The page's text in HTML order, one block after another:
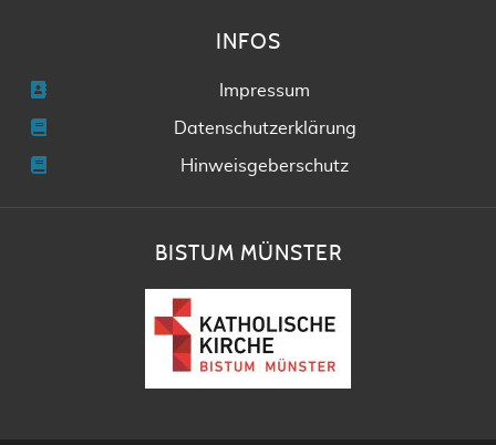
INFOS
Impressum
Datenschutzerklärung
Hinweisgeberschutz
BISTUM MÜNSTER